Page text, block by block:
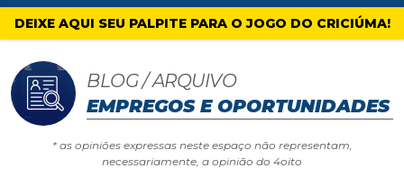
4oito
DEIXE AQUI SEU PALPITE PARA O JOGO DO CRICIÚMA!
BLOG / ARQUIVO
EMPREGOS E OPORTUNIDADES
* as opiniões expressas neste espaço não representam,
necessariamente, a opinião do 4oito